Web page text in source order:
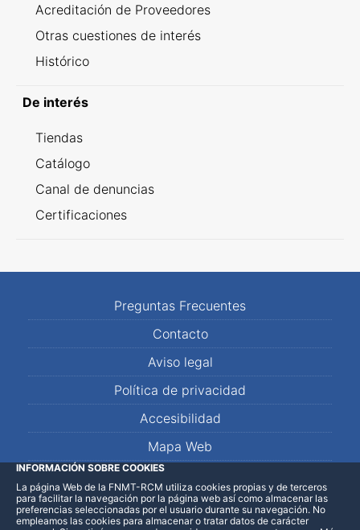
Acreditación de Proveedores
Otras cuestiones de interés
Histórico
De interés
Tiendas
Catálogo
Canal de denuncias
Certificaciones
Preguntas Frecuentes
Contacto
Aviso legal
Política de privacidad
Accesibilidad
Mapa Web
LinkedInFacebookWhatsApp
INFORMACIÓN SOBRE COOKIES
La página Web de la FNMT-RCM utiliza cookies propias y de terceros
para facilitar la navegación por la página web así como almacenar las
preferencias seleccionadas por el usuario durante su navegación. No
empleamos las cookies para almacenar o tratar datos de carácter